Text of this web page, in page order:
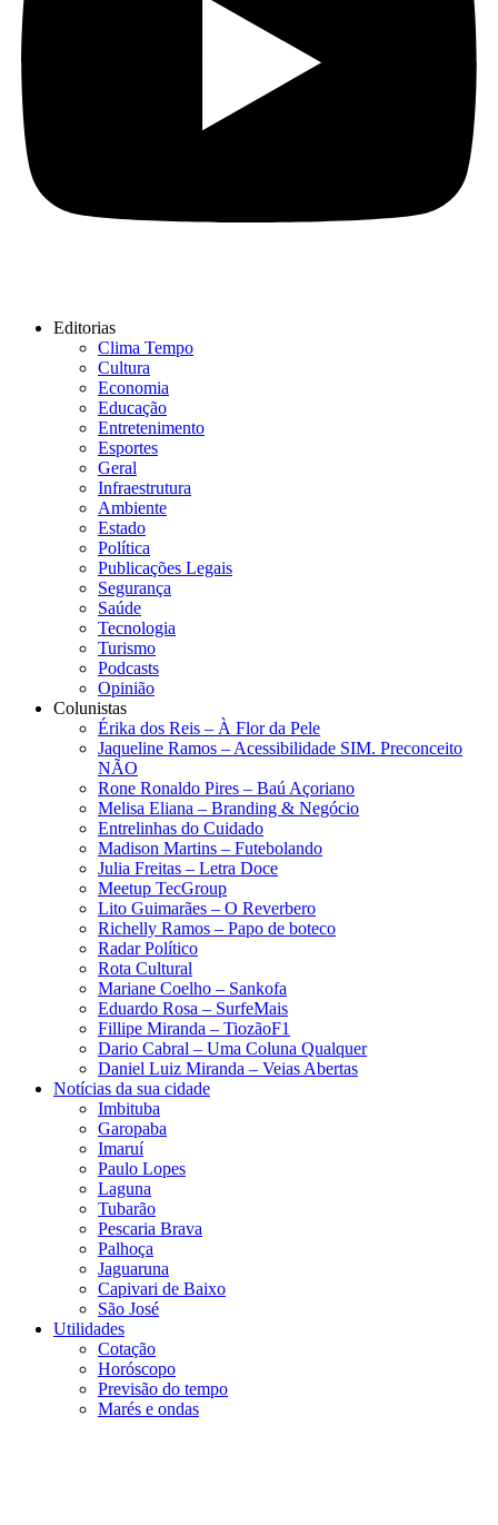
Editorias
Clima Tempo
Cultura
Economia
Educação
Entretenimento
Esportes
Geral
Infraestrutura
Ambiente
Estado
Política
Publicações Legais
Segurança
Saúde
Tecnologia
Turismo
Podcasts
Opinião
Colunistas
Érika dos Reis​ – À Flor da Pele
Jaqueline Ramos – Acessibilidade SIM. Preconceito
NÃO
Rone Ronaldo Pires – Baú Açoriano
Melisa Eliana – Branding & Negócio
Entrelinhas do Cuidado
Madison Martins – Futebolando
Julia Freitas​ – Letra Doce
Meetup TecGroup
Lito Guimarães – O Reverbero
Richelly Ramos​ – Papo de boteco
Radar Político
Rota Cultural
Mariane Coelho – Sankofa
Eduardo Rosa​ – SurfeMais
Fillipe Miranda – TiozãoF1
Dario Cabral – Uma Coluna Qualquer
Daniel Luiz Miranda – Veias Abertas
Notícias da sua cidade
Imbituba
Garopaba
Imaruí
Paulo Lopes
Laguna
Tubarão
Pescaria Brava
Palhoça
Jaguaruna
Capivari de Baixo
São José
Utilidades
Cotação
Horóscopo
Previsão do tempo
Marés e ondas